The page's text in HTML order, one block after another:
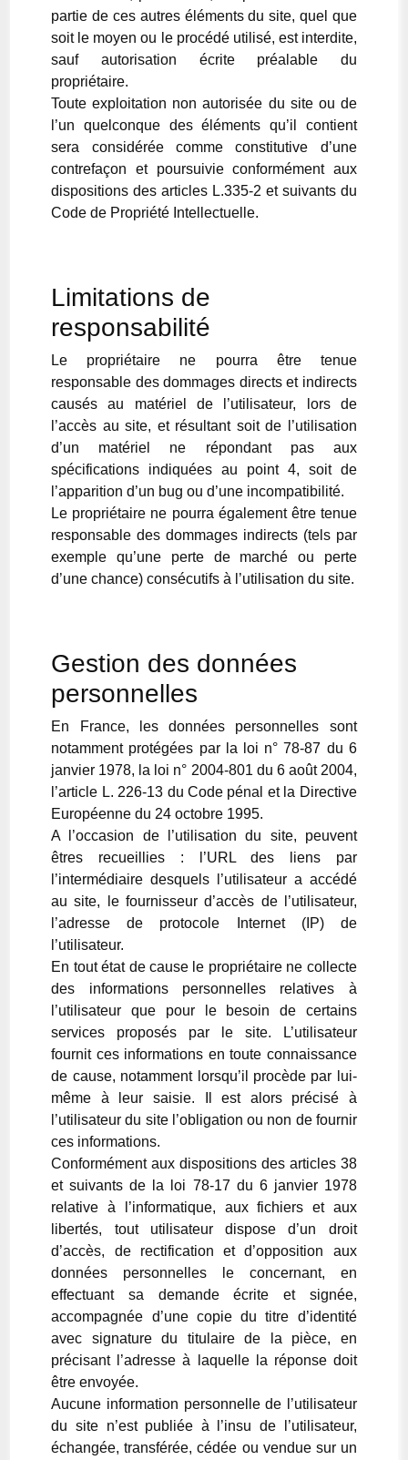
partie de ces autres éléments du site, quel que
soit le moyen ou le procédé utilisé, est interdite,
sauf autorisation écrite préalable du
propriétaire.
Toute exploitation non autorisée du site ou de
l’un quelconque des éléments qu’il contient
sera considérée comme constitutive d’une
contrefaçon et poursuivie conformément aux
dispositions des articles L.335-2 et suivants du
Code de Propriété Intellectuelle.
Limitations de
responsabilité
Le propriétaire ne pourra être tenue
responsable des dommages directs et indirects
causés au matériel de l’utilisateur, lors de
l’accès au site, et résultant soit de l’utilisation
d’un matériel ne répondant pas aux
spécifications indiquées au point 4, soit de
l’apparition d’un bug ou d’une incompatibilité.
Le propriétaire ne pourra également être tenue
responsable des dommages indirects (tels par
exemple qu’une perte de marché ou perte
d’une chance) consécutifs à l’utilisation du site.
Gestion des données
personnelles
En France, les données personnelles sont
notamment protégées par la loi n° 78-87 du 6
janvier 1978, la loi n° 2004-801 du 6 août 2004,
l’article L. 226-13 du Code pénal et la Directive
Européenne du 24 octobre 1995.
A l’occasion de l’utilisation du site, peuvent
êtres recueillies : l’URL des liens par
l’intermédiaire desquels l’utilisateur a accédé
au site, le fournisseur d’accès de l’utilisateur,
l’adresse de protocole Internet (IP) de
l’utilisateur.
En tout état de cause le propriétaire ne collecte
des informations personnelles relatives à
l’utilisateur que pour le besoin de certains
services proposés par le site. L’utilisateur
fournit ces informations en toute connaissance
de cause, notamment lorsqu’il procède par lui-
même à leur saisie. Il est alors précisé à
l’utilisateur du site l’obligation ou non de fournir
ces informations.
Conformément aux dispositions des articles 38
et suivants de la loi 78-17 du 6 janvier 1978
relative à l’informatique, aux fichiers et aux
libertés, tout utilisateur dispose d’un droit
d’accès, de rectification et d’opposition aux
données personnelles le concernant, en
effectuant sa demande écrite et signée,
accompagnée d’une copie du titre d’identité
avec signature du titulaire de la pièce, en
précisant l’adresse à laquelle la réponse doit
être envoyée.
Aucune information personnelle de l’utilisateur
du site n’est publiée à l’insu de l’utilisateur,
échangée, transférée, cédée ou vendue sur un